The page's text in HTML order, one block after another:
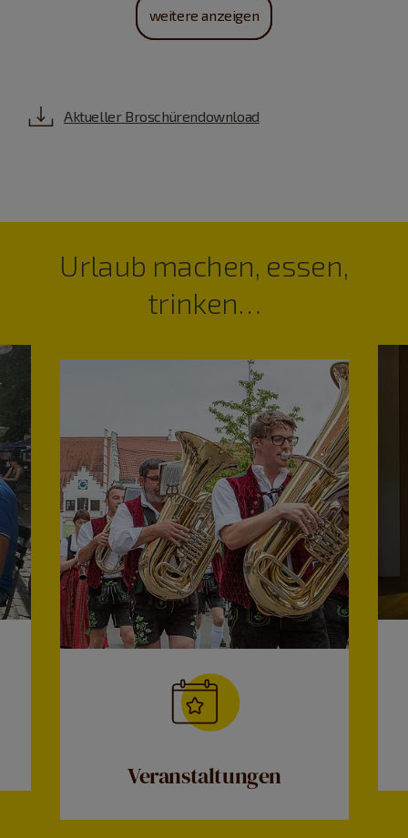
weitere anzeigen
Aktueller Broschürendownload
Urlaub machen, essen,
trinken…
Veranstaltungen